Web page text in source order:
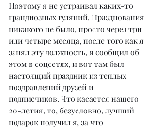
Поэтому я не устраивал каких-то
грандиозных гуляний. Празднования
никакого не было, просто через три
или четыре месяца, после того как я
занял эту должность, я сообщил об
этом в соцсетях, и вот там был
настоящий праздник из теплых
поздравлений друзей и
подписчиков. Что касается нашего
20-летия, то, безусловно, лучший
подарок получил я, за что